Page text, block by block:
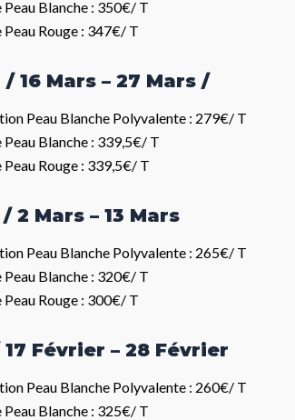
Blanche : 350€/ T
Rouge : 347€/ T
16 Mars – 27 Mars /
Peau Blanche Polyvalente : 279€/ T
Blanche : 339,5€/ T
Rouge : 339,5€/ T
2 Mars – 13 Mars
Peau Blanche Polyvalente : 265€/ T
Blanche : 320€/ T
Rouge : 300€/ T
Février – 28 Février
Peau Blanche Polyvalente : 260€/ T
Blanche : 325€/ T